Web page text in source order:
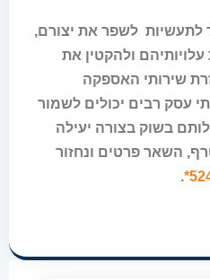
לשפר את יצורם,
ולהקטין את
שירותי האספקה
עסק רבים יכולים לשמור
בשוק בצורה יעילה
השאר פרטים ונחזור
.